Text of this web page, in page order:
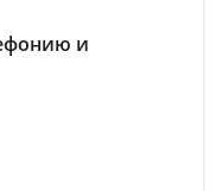
и